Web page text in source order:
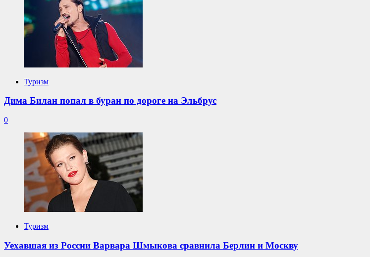
Туризм
Дима Билан попал в буран по дороге на Эльбрус
0
Туризм
Уехавшая из России Варвара Шмыкова сравнила Берлин и Москву